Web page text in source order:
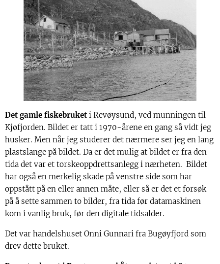
Det gamle fiskebruket i Revøysund, ved munningen til
Kjøfjorden. Bildet er tatt i 1970-årene en gang så vidt jeg
husker. Men når jeg studerer det nærmere ser jeg en lang
plastslange på bildet. Da er det mulig at bildet er fra den
tida det var et torskeoppdrettsanlegg i nærheten. Bildet
har også en merkelig skade på venstre side som har
oppstått på en eller annen måte, eller så er det et forsøk
på å sette sammen to bilder, fra tida før datamaskinen
kom i vanlig bruk, før den digitale tidsalder.
Det var handelshuset Onni Gunnari fra Bugøyfjord som
drev dette bruket.